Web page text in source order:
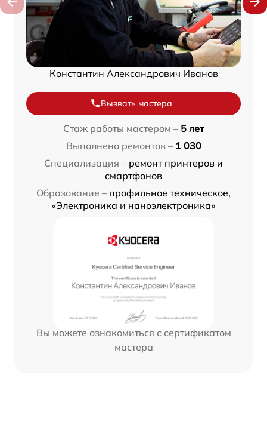
Константин Александрович Иванов
Вызвать мастера
Стаж работы мастером – 5 лет
Выполнено ремонтов – 1 030
Специализация – ремонт принтеров и
смартфонов
Образование – профильное техническое,
«Электроника и наноэлектроника»
Вы можете ознакомиться с сертификатом
мастера